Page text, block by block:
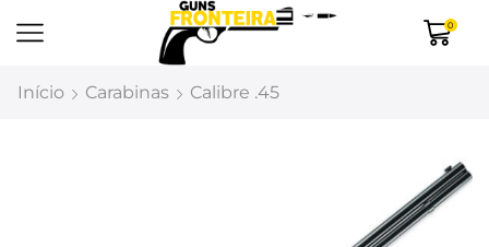
0
Início Carabinas Calibre .45